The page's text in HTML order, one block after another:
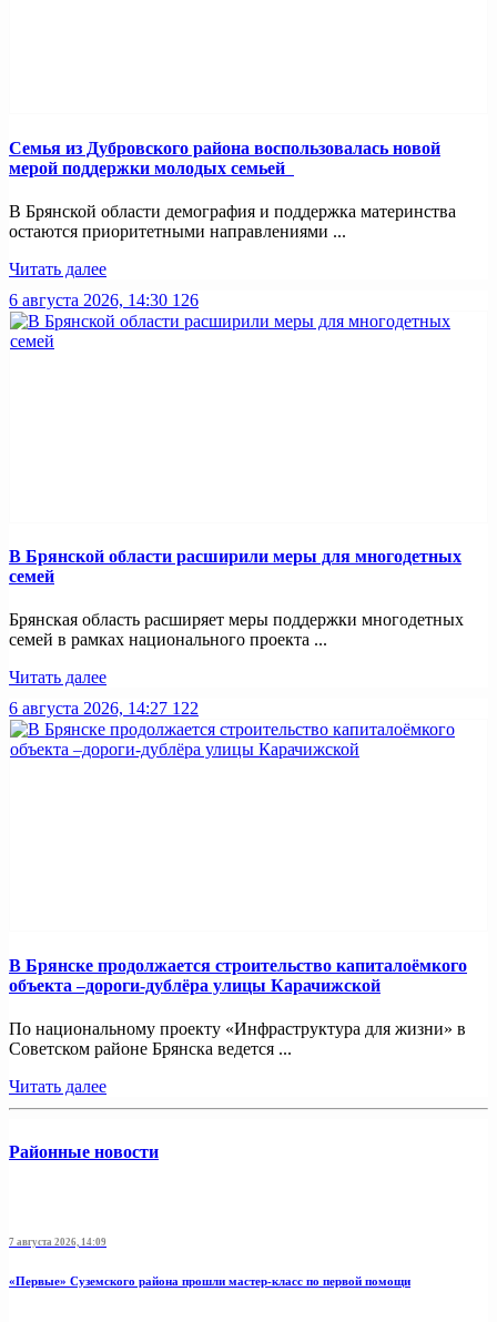
Семья из Дубровского района воспользовалась новой
мерой поддержки молодых семьей
В Брянской области демография и поддержка материнства
остаются приоритетными направлениями ...
Читать далее
6 августа 2026, 14:30 126
В Брянской области расширили меры для многодетных
семей
Брянская область расширяет меры поддержки многодетных
семей в рамках национального проекта ...
Читать далее
6 августа 2026, 14:27 122
В Брянске продолжается строительство капиталоёмкого
объекта –дороги-дублёра улицы Карачижской
По национальному проекту «Инфраструктура для жизни» в
Советском районе Брянска ведется ...
Читать далее
Районные новости
7 августа 2026, 14:09
«Первые» Суземского района прошли мастер-класс по первой помощи